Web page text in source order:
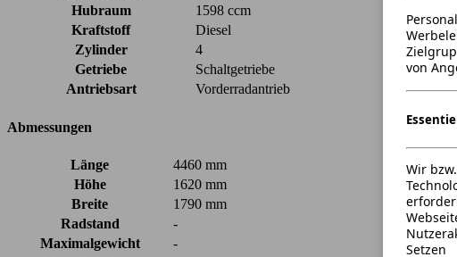
Hubraum
1598 ccm
Kraftstoff
Diesel
Zylinder
4
Getriebe
Schaltgetriebe
Antriebsart
Vorderradantrieb
Abmessungen
Länge
4460 mm
Höhe
1620 mm
Breite
1790 mm
Radstand
-
Maximalgewicht
-
von
Wir